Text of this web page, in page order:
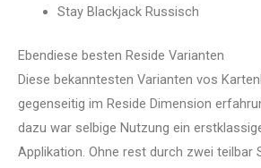
Stay Blackjack Russisch
Ebendiese besten Reside Varianten
Diese bekanntesten Varianten vos
gegenseitig im Reside Dimension
dazu war selbige Nutzung ein
Applikation. Ohne rest durch zwei teilbar